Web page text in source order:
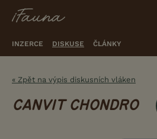
INZERCE DISKUSE ČLÁNKY
« Zpět na výpis diskusních vláken
CANVIT CHONDRO